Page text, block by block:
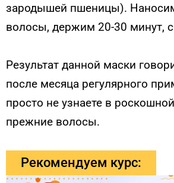
зародышей пшеницы).
волосы, держим 20-30 минут,
Результат данной маски
после месяца регулярного
просто не узнаете в
прежние волосы.
Рекомендуем курс: